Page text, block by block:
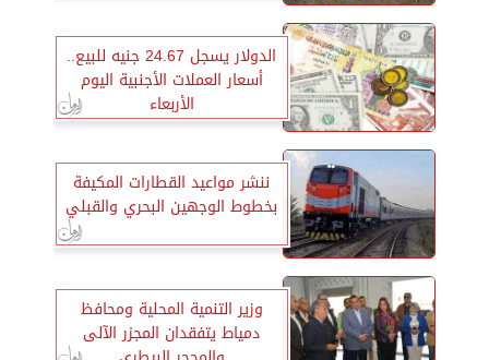
الدولار يسجل 24.67 جنيه للبيع..
أسعار العملات الأجنبية اليوم
الأربعاء
ننشر مواعيد القطارات المكيفة
بخطوط الوجهين البحري والقبلي
وزير التنمية المحلية ومحافظ
دمياط يتفقدان المجزر الآلى